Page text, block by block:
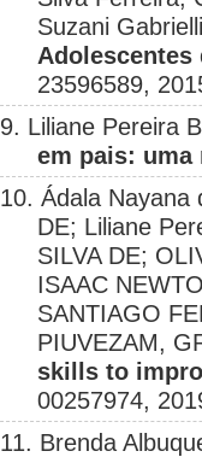
Suzani
Adolescentes
23596589,
9. Liliane Pereira
em pais:
10. Ádala Nayana
DE; Liliane
SILVA DE;
ISAAC
SANTIAGO
PIUVEZAM,
skills to
00257974,
11. Brenda